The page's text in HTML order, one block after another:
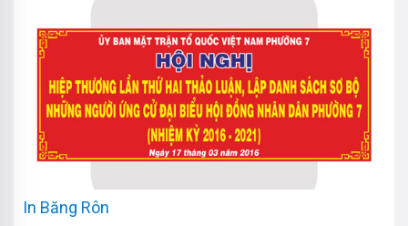
In Băng Rôn